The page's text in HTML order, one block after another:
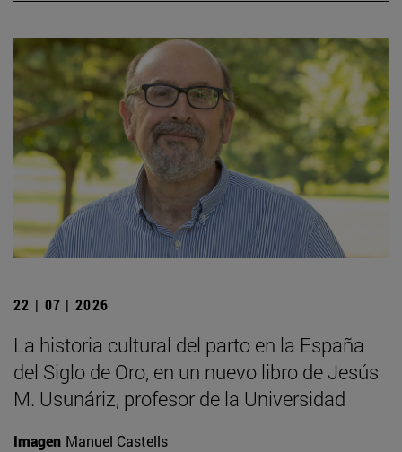
22 | 07 | 2026
La historia cultural del parto en la España
del Siglo de Oro, en un nuevo libro de Jesús
M. Usunáriz, profesor de la Universidad
Imagen Manuel Castells